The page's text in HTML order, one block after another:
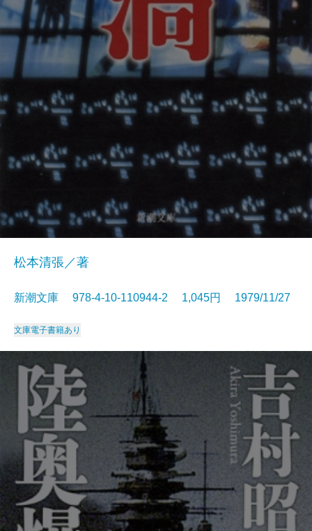
松本清張／著
新潮文庫 978-4-10-110944-2 1,045円 1979/11/27
文庫電子書籍あり